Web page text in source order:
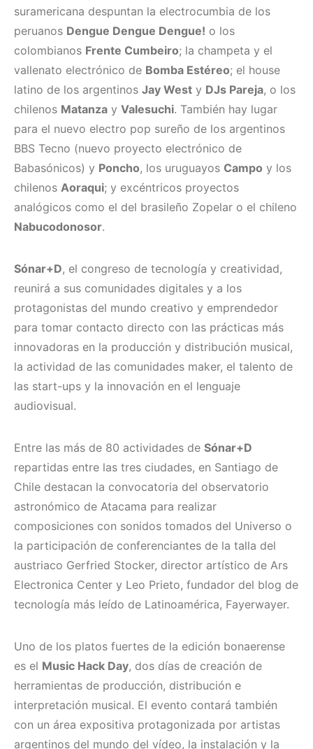
suramericana despuntan la electrocumbia de los
peruanos Dengue Dengue Dengue! o los
colombianos Frente Cumbeiro; la champeta y el
vallenato electrónico de Bomba Estéreo; el house
latino de los argentinos Jay West y DJs Pareja, o los
chilenos Matanza y Valesuchi. También hay lugar
para el nuevo electro pop sureño de los argentinos
BBS Tecno (nuevo proyecto electrónico de
Babasónicos) y Poncho, los uruguayos Campo y los
chilenos Aoraqui; y excéntricos proyectos
analógicos como el del brasileño Zopelar o el chileno
Nabucodonosor.
Sónar+D, el congreso de tecnología y creatividad,
reunirá a sus comunidades digitales y a los
protagonistas del mundo creativo y emprendedor
para tomar contacto directo con las prácticas más
innovadoras en la producción y distribución musical,
la actividad de las comunidades maker, el talento de
las start-ups y la innovación en el lenguaje
audiovisual.
Entre las más de 80 actividades de Sónar+D
repartidas entre las tres ciudades, en Santiago de
Chile destacan la convocatoria del observatorio
astronómico de Atacama para realizar
composiciones con sonidos tomados del Universo o
la participación de conferenciantes de la talla del
austriaco Gerfried Stocker, director artístico de Ars
Electronica Center y Leo Prieto, fundador del blog de
tecnología más leído de Latinoamérica, Fayerwayer.
Uno de los platos fuertes de la edición bonaerense
es el Music Hack Day, dos días de creación de
herramientas de producción, distribución e
interpretación musical. El evento contará también
con un área expositiva protagonizada por artistas
argentinos del mundo del vídeo, la instalación y la